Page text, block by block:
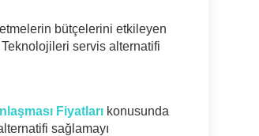
bütçelerini etkileyen
servis alternatifi
Fiyatları konusunda
sağlamayı